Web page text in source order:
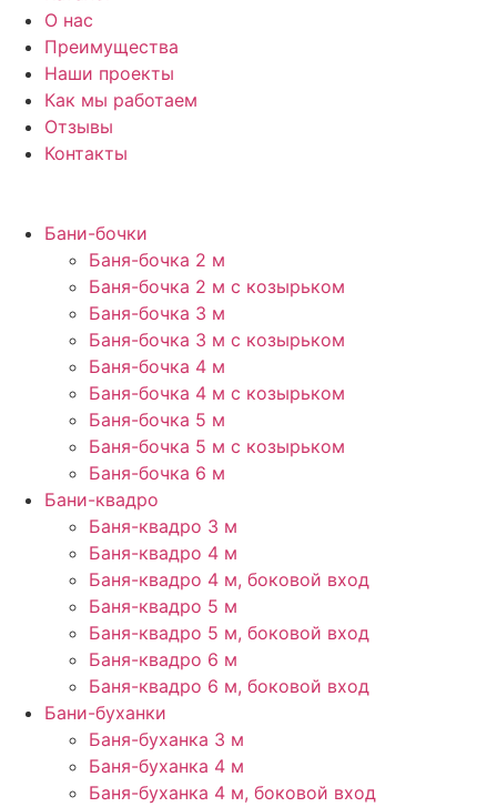
О нас
Преимущества
Наши проекты
Как мы работаем
Отзывы
Контакты
Бани-бочки
Баня-бочка 2 м
Баня-бочка 2 м с козырьком
Баня-бочка 3 м
Баня-бочка 3 м с козырьком
Баня-бочка 4 м
Баня-бочка 4 м с козырьком
Баня-бочка 5 м
Баня-бочка 5 м с козырьком
Баня-бочка 6 м
Бани-квадро
Баня-квадро 3 м
Баня-квадро 4 м
Баня-квадро 4 м, боковой вход
Баня-квадро 5 м
Баня-квадро 5 м, боковой вход
Баня-квадро 6 м
Баня-квадро 6 м, боковой вход
Бани-буханки
Баня-буханка 3 м
Баня-буханка 4 м
Баня-буханка 4 м, боковой вход